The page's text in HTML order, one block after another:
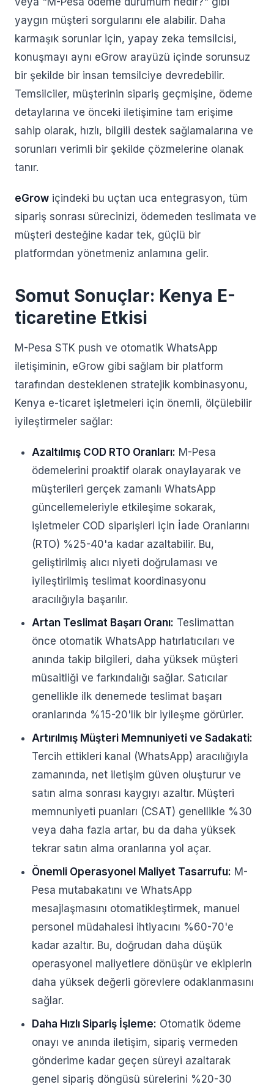
yaygın müşteri sorgularını ele alabilir. Daha
karmaşık sorunlar için, yapay zeka temsilcisi,
konuşmayı aynı eGrow arayüzü içinde sorunsuz
bir şekilde bir insan temsilciye devredebilir.
Temsilciler, müşterinin sipariş geçmişine, ödeme
detaylarına ve önceki iletişimine tam erişime
sahip olarak, hızlı, bilgili destek sağlamalarına ve
sorunları verimli bir şekilde çözmelerine olanak
tanır.
eGrow içindeki bu uçtan uca entegrasyon, tüm
sipariş sonrası sürecinizi, ödemeden teslimata ve
müşteri desteğine kadar tek, güçlü bir
platformdan yönetmeniz anlamına gelir.
Somut Sonuçlar: Kenya E-
ticaretine Etkisi
M-Pesa STK push ve otomatik WhatsApp
iletişiminin, eGrow gibi sağlam bir platform
tarafından desteklenen stratejik kombinasyonu,
Kenya e-ticaret işletmeleri için önemli, ölçülebilir
iyileştirmeler sağlar:
Azaltılmış COD RTO Oranları: M-Pesa
ödemelerini proaktif olarak onaylayarak ve
müşterileri gerçek zamanlı WhatsApp
güncellemeleriyle etkileşime sokarak,
işletmeler COD siparişleri için İade Oranlarını
(RTO) %25-40'a kadar azaltabilir. Bu,
geliştirilmiş alıcı niyeti doğrulaması ve
iyileştirilmiş teslimat koordinasyonu
aracılığıyla başarılır.
Artan Teslimat Başarı Oranı: Teslimattan
önce otomatik WhatsApp hatırlatıcıları ve
anında takip bilgileri, daha yüksek müşteri
müsaitliği ve farkındalığı sağlar. Satıcılar
genellikle ilk denemede teslimat başarı
oranlarında %15-20'lik bir iyileşme görürler.
Artırılmış Müşteri Memnuniyeti ve Sadakati:
Tercih ettikleri kanal (WhatsApp) aracılığıyla
zamanında, net iletişim güven oluşturur ve
satın alma sonrası kaygıyı azaltır. Müşteri
memnuniyeti puanları (CSAT) genellikle %30
veya daha fazla artar, bu da daha yüksek
tekrar satın alma oranlarına yol açar.
Önemli Operasyonel Maliyet Tasarrufu: M-
Pesa mutabakatını ve WhatsApp
mesajlaşmasını otomatikleştirmek, manuel
personel müdahalesi ihtiyacını %60-70'e
kadar azaltır. Bu, doğrudan daha düşük
operasyonel maliyetlere dönüşür ve ekiplerin
daha yüksek değerli görevlere odaklanmasını
sağlar.
Daha Hızlı Sipariş İşleme: Otomatik ödeme
onayı ve anında iletişim, sipariş vermeden
gönderime kadar geçen süreyi azaltarak
genel sipariş döngüsü sürelerini %20-30